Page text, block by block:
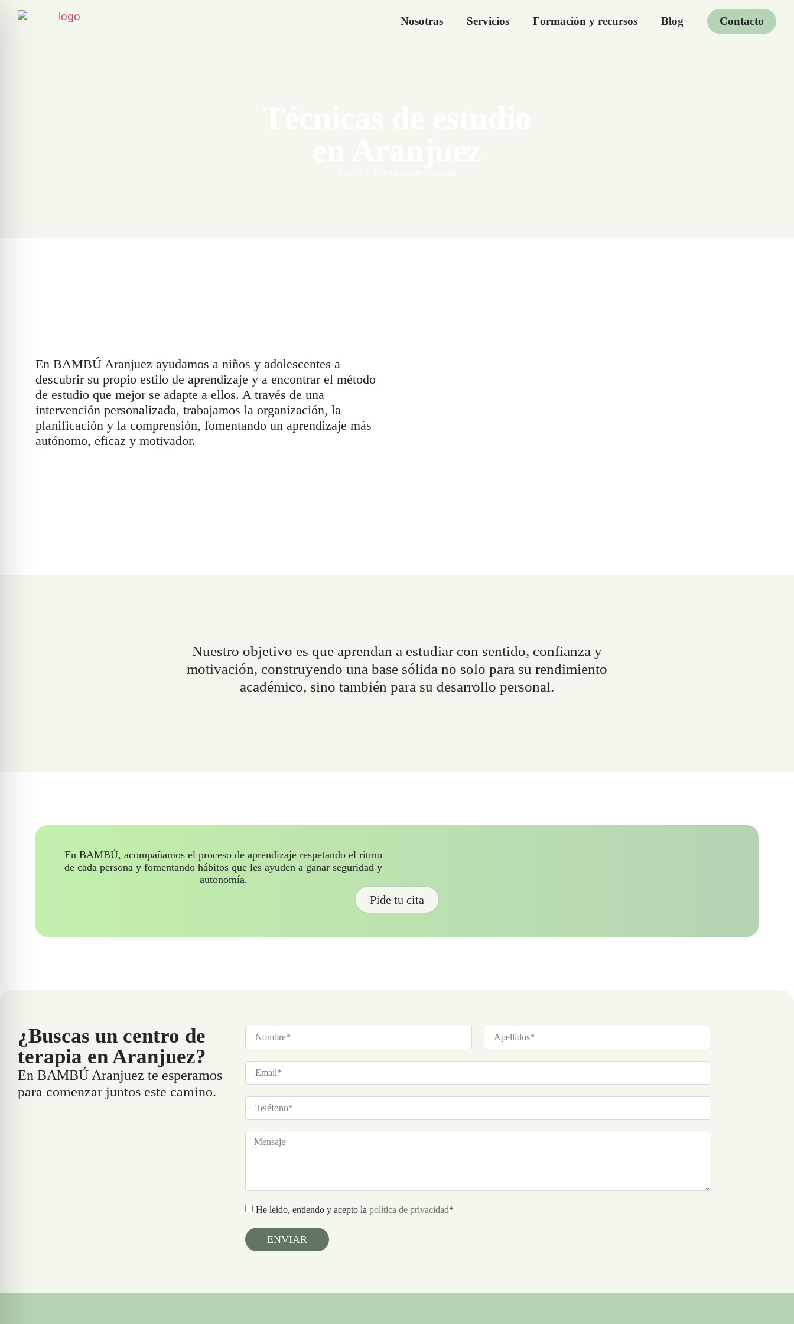
Nosotras Servicios Formación y recursos Blog Contacto
En BAMBÚ Aranjuez ayudamos a niños y adolescentes a
descubrir su propio estilo de aprendizaje y a encontrar el método
de estudio que mejor se adapte a ellos. A través de una
intervención personalizada, trabajamos la organización, la
planificación y la comprensión, fomentando un aprendizaje más
autónomo, eficaz y motivador.
Nuestro objetivo es que aprendan a estudiar con sentido, confianza y
motivación, construyendo una base sólida no solo para su rendimiento
académico, sino también para su desarrollo personal.
En BAMBÚ, acompañamos el proceso de aprendizaje respetando el ritmo
de cada persona y fomentando hábitos que les ayuden a ganar seguridad y
autonomía.
Pide tu cita
¿Buscas un centro de
terapia en Aranjuez?
En BAMBÚ Aranjuez te esperamos
para comenzar juntos este camino.
He leído, entiendo y acepto lapolítica de privacidad*
ENVIAR